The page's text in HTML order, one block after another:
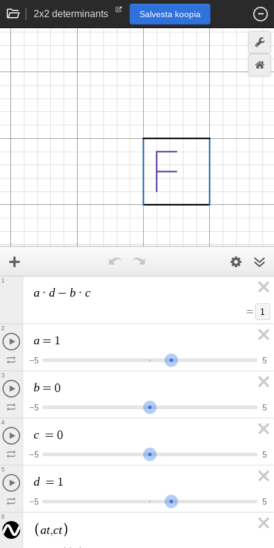
2x2 determinants Salvesta koopia
a · d − b · c
= 1
1
a = 1
−5 5
2
b = 0
−5 5
3
c = 0
−5 5
4
d = 1
−5 5
5
at,ct
6